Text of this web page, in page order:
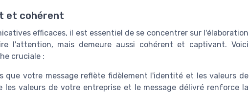
et cohérent
efficaces, il est essentiel de se concentrer sur l'élaboration
l'attention, mais demeure aussi cohérent et captivant. Voici
cruciale :
que votre message reflète fidèlement l'identité et les valeurs de
les valeurs de votre entreprise et le message délivré renforce la